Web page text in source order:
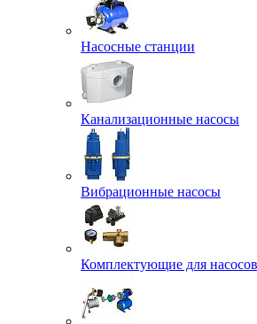
Насосные станции
Канализационные насосы
Вибрационные насосы
Комплектующие для насосов